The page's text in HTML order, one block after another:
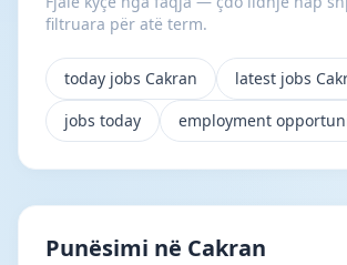
filtruara për atë term.
today jobs Cakran
latest jobs
jobs today
employment
Punësimi në Cakran